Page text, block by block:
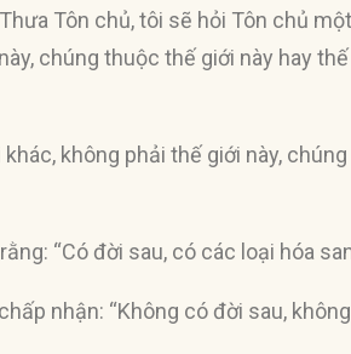
Tôn chủ, tôi sẽ hỏi Tôn chủ
chúng thuộc thế giới này hay
không phải thế giới này,
“Có đời sau, có các loại hóa
nhận: “Không có đời sau,